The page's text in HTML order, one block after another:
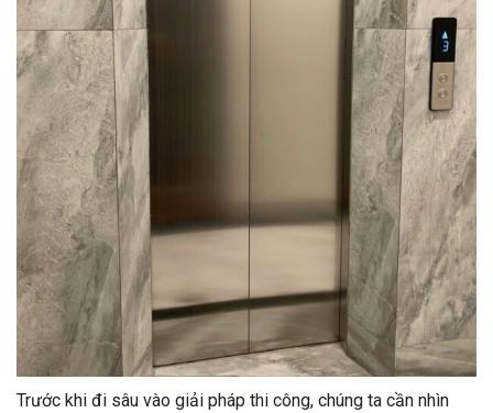
Trước khi đi sâu vào giải pháp thi công, chúng ta cần nhìn